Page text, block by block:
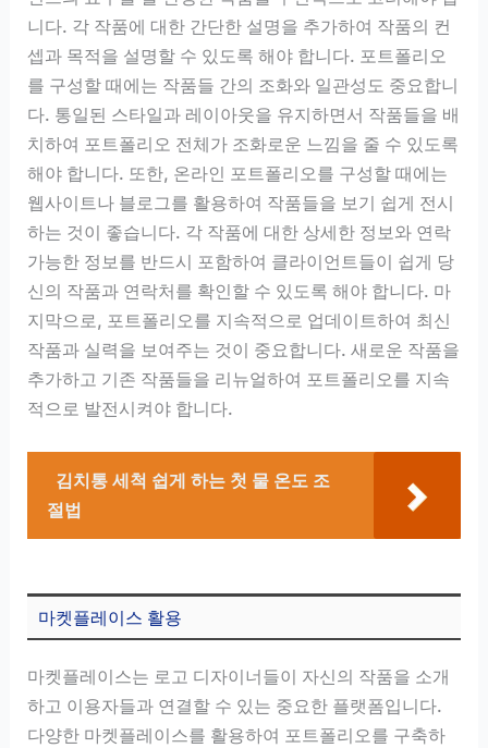
니다. 각 작품에 대한 간단한 설명을 추가하여 작품의 컨
셉과 목적을 설명할 수 있도록 해야 합니다. 포트폴리오
를 구성할 때에는 작품들 간의 조화와 일관성도 중요합니
다. 통일된 스타일과 레이아웃을 유지하면서 작품들을 배
치하여 포트폴리오 전체가 조화로운 느낌을 줄 수 있도록
해야 합니다. 또한, 온라인 포트폴리오를 구성할 때에는
웹사이트나 블로그를 활용하여 작품들을 보기 쉽게 전시
하는 것이 좋습니다. 각 작품에 대한 상세한 정보와 연락
가능한 정보를 반드시 포함하여 클라이언트들이 쉽게 당
신의 작품과 연락처를 확인할 수 있도록 해야 합니다. 마
지막으로, 포트폴리오를 지속적으로 업데이트하여 최신
작품과 실력을 보여주는 것이 중요합니다. 새로운 작품을
추가하고 기존 작품들을 리뉴얼하여 포트폴리오를 지속
적으로 발전시켜야 합니다.
김치통 세척 쉽게 하는 첫 물 온도 조
절법
마켓플레이스 활용
마켓플레이스는 로고 디자이너들이 자신의 작품을 소개
하고 이용자들과 연결할 수 있는 중요한 플랫폼입니다.
다양한 마켓플레이스를 활용하여 포트폴리오를 구축하